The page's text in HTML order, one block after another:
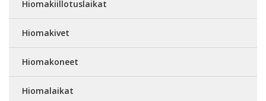
Hiomakiillotuslaikat
Hiomakivet
Hiomakoneet
Hiomalaikat